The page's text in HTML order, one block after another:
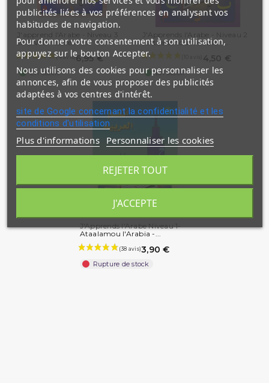
(2 avis)
J'apprend l'Arabe - Niveau 3
en 2 Vol. - Textes +...
6,95 €
En stock
J'Apprends l'Arabe - Niveau 2
- Ataalamou l'Arabia -...
4,50 €
En stock
J'Apprends l'Arabe Niveau 1-
Ataalamou l'Arabia -...
3,90 €
Rupture de stock
publicités liées à vos préférences en analysant vos
habitudes de navigation.
Pour donner votre consentement à son utilisation,
appuyez sur le bouton Accepter.
Nous utilisons des cookies pour personnaliser les
annonces, afin de vous proposer des publicités
adaptées à vos centres d'intérêt.
site de Google concernant la confidentialité et les
conditions d'utilisation
Plus d'informations Personnaliser les cookies
REJETER TOUT
J'ACCEPTE